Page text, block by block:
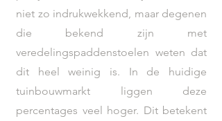
niet zo indrukwekkend, maar degenen
die bekend zijn met
veredelingspaddenstoelen weten dat
dit heel weinig is. In de huidige
tuinbouwmarkt liggen deze
percentages veel hoger. Dit betekent